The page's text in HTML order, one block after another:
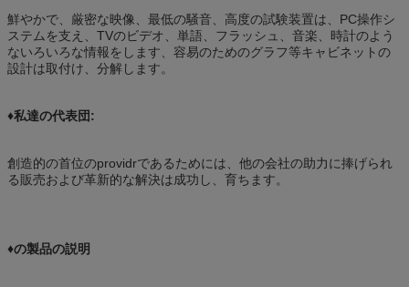
鮮やかで、厳密な映像、最低の騒音、高度の試験装置は、PC操作シ
ステムを支え、TVのビデオ、単語、フラッシュ、音楽、時計のよう
ないろいろな情報をします、容易のためのグラフ等キャビネットの
設計は取付け、分解します。
♦私達の代表団:
創造的の首位のprovidrであるためには、他の会社の助力に捧げられ
る販売および革新的な解決は成功し、育ちます。
♦の製品の説明